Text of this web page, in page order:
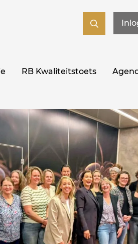
RB Kwaliteitstoets